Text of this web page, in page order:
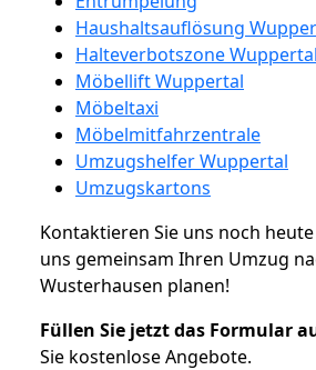
Haushaltsauflösung
Halteverbotszone Wuppertal
Möbellift Wuppertal
Möbeltaxi
Möbelmitfahrzentrale
Umzugshelfer Wuppertal
Umzugskartons
Kontaktieren Sie uns noch
uns gemeinsam Ihren Umzug
Wusterhausen planen!
Füllen Sie jetzt das Formular
Sie kostenlose Angebote.